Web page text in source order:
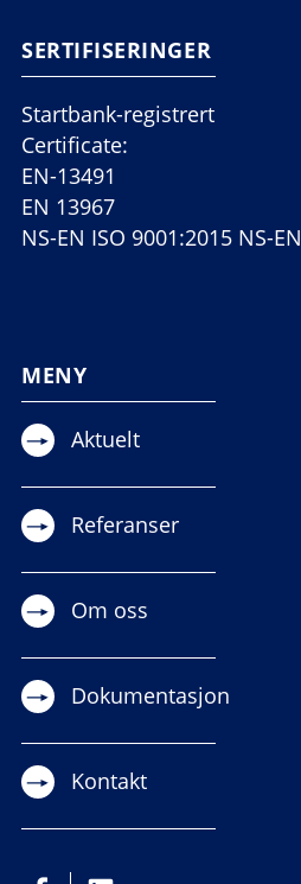
SERTIFISERINGER
Startbank-registrert
Certificate:
EN-13491
EN 13967
NS-EN ISO 9001:2015 NS-
MENY
Aktuelt
Referanser
Om oss
Dokumentasjon
Kontakt